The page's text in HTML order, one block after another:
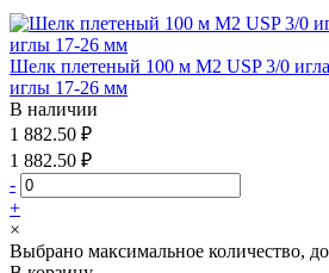
Шелк плетеный 100 м М2 USP 3/0
иглы 17-26 мм
В наличии
1 882.50 ₽
1 882.50 ₽
-
+
×
Выбрано максимальное количество,